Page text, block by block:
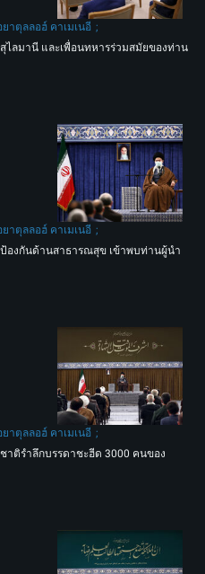
าตุลลอฮ์ คาเมเนอี
ไลมานี และเพื่อนทหารร่วมสมัยของท่าน
าตุลลอฮ์ คาเมเนอี
องกันด้านสาธารณสุข เข้าพบท่านผู้นำ
าตุลลอฮ์ คาเมเนอี
ติรำลึกบรรดาชะฮีด 3000 คนของ